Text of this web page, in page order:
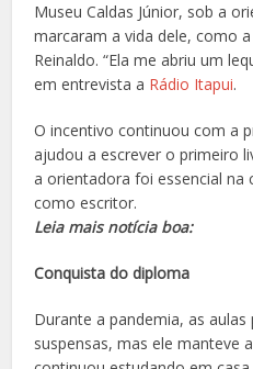
Museu Caldas Júnior, sob a
marcaram a vida dele, como
Reinaldo. “Ela me abriu um
em entrevista a Rádio Itapui.
O incentivo continuou com a
ajudou a escrever o primeiro
a orientadora foi essencial na
como escritor.
Leia mais notícia boa:
Conquista do diploma
Durante a pandemia, as
suspensas, mas ele manteve